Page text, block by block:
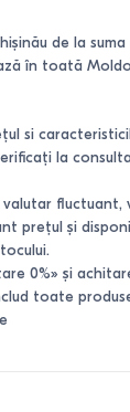
de la suma
în toată
si
la
fluctuant,
prețul și
0%» și
toate